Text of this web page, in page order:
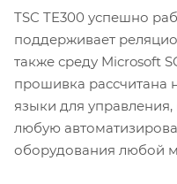
TSC TE300 успешно
поддерживает
также среду Microsoft
прошивка
языки для
любую
оборудования любой